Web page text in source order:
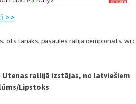
>>
, ots tanaks, pasaules rallija čempionāts, wrc
rallijā izstājas, no latviešiem
Lipstoks